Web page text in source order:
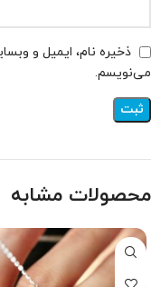
ذخیره نام، ایمیل و
می‌نویسم.
محصولات مشابه